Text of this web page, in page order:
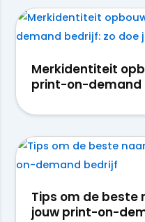
Merkidentiteit
print-on-demand
Tips om de beste
jouw print-on-